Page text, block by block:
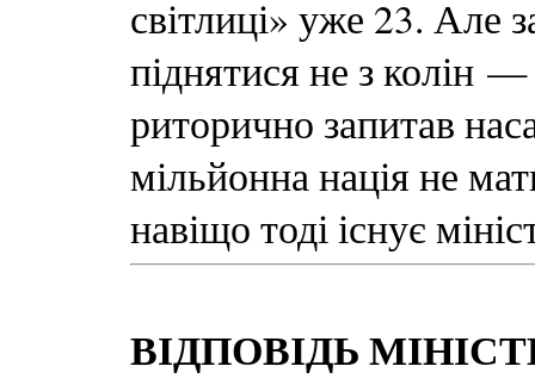
світлиці» уже 23. Але
піднятися не з колін
риторично запитав
мільйонна нація не
навіщо тоді існує
ВІДПОВІДЬ